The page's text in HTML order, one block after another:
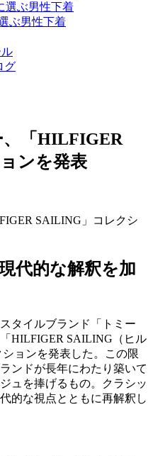
選ぶ男性下着
ぶ男性下着
グ
、「HILFIGER
ンを発表
代的な解釈を加
タイルブランド「トミー
HILFIGER SAILING（ヒル
ョンを発表した。この限
ンドが長年にわたり築いて
ュを捧げるもの。クラシッ
的な視点とともに再解釈し